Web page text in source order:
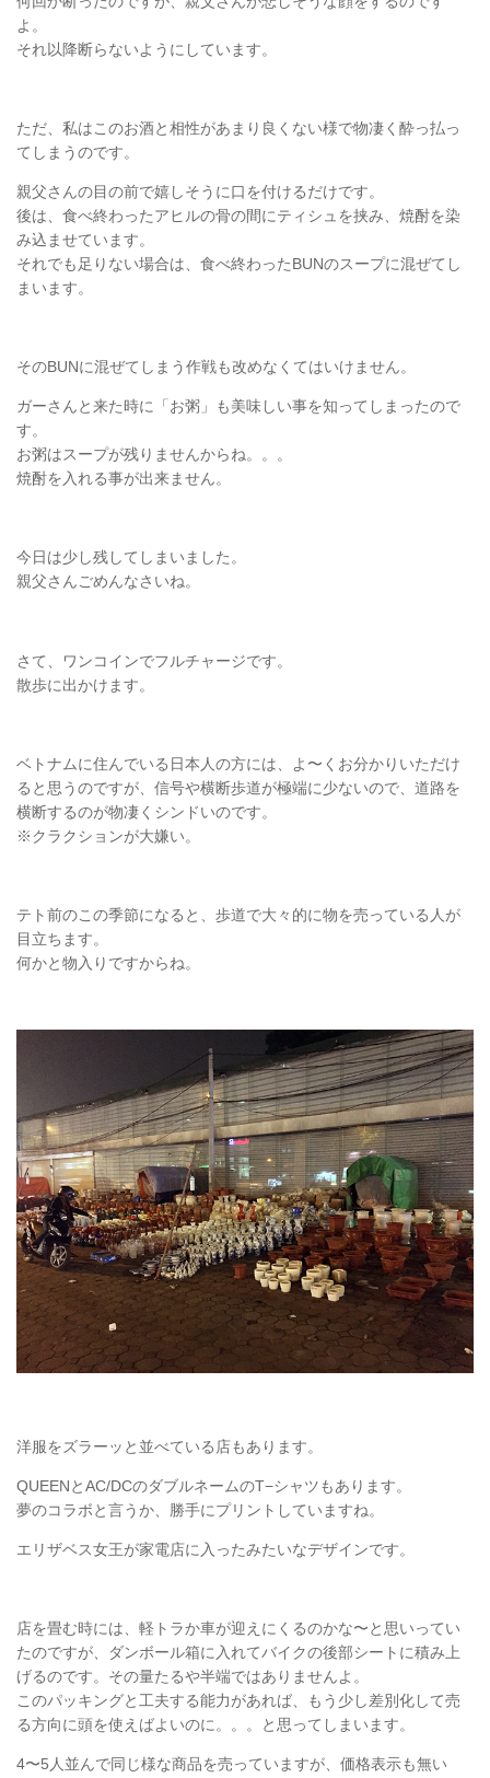
よ。
それ以降断らないようにしています。
ただ、私はこのお酒と相性があまり良くない様で物凄く酔っ払っ
てしまうのです。
親父さんの目の前で嬉しそうに口を付けるだけです。
後は、食べ終わったアヒルの骨の間にティシュを挟み、焼酎を染
み込ませています。
それでも足りない場合は、食べ終わったBUNのスープに混ぜてし
まいます。
そのBUNに混ぜてしまう作戦も改めなくてはいけません。
ガーさんと来た時に「お粥」も美味しい事を知ってしまったので
す。
お粥はスープが残りませんからね。。。
焼酎を入れる事が出来ません。
今日は少し残してしまいました。
親父さんごめんなさいね。
さて、ワンコインでフルチャージです。
散歩に出かけます。
ベトナムに住んでいる日本人の方には、よ〜くお分かりいただけ
ると思うのですが、信号や横断歩道が極端に少ないので、道路を
横断するのが物凄くシンドいのです。
※クラクションが大嫌い。
テト前のこの季節になると、歩道で大々的に物を売っている人が
目立ちます。
何かと物入りですからね。
洋服をズラーッと並べている店もあります。
QUEENとAC/DCのダブルネームのT−シャツもあります。
夢のコラボと言うか、勝手にプリントしていますね。
エリザベス女王が家電店に入ったみたいなデザインです。
店を畳む時には、軽トラか車が迎えにくるのかな〜と思いってい
たのですが、ダンボール箱に入れてバイクの後部シートに積み上
げるのです。その量たるや半端ではありませんよ。
このパッキングと工夫する能力があれば、もう少し差別化して売
る方向に頭を使えばよいのに。。。と思ってしまいます。
4〜5人並んで同じ様な商品を売っていますが、価格表示も無い